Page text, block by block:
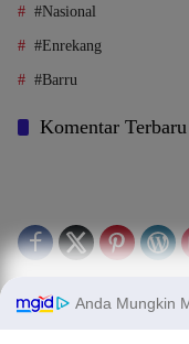
#Nasional
#Enrekang
#Barru
Komentar Terbaru